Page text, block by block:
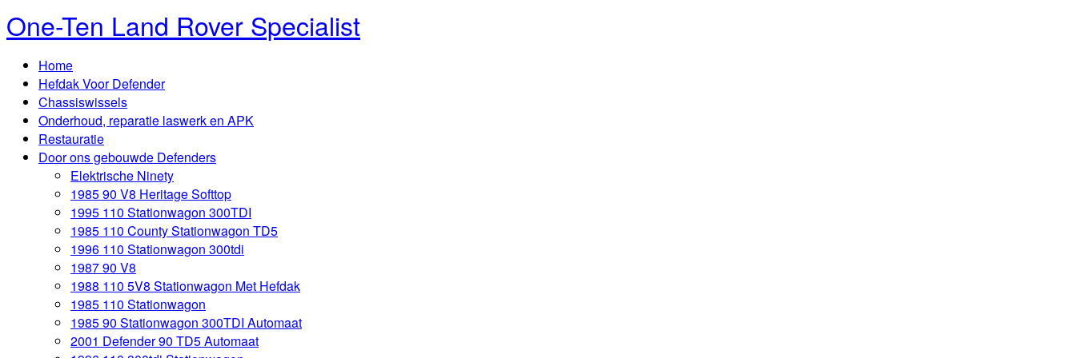
One-Ten Land Rover Specialist
Home
Hefdak Voor Defender
Chassiswissels
Onderhoud, reparatie laswerk en APK
Restauratie
Door ons gebouwde Defenders
Elektrische Ninety
1985 90 V8 Heritage Softtop
1995 110 Stationwagon 300TDI
1985 110 County Stationwagon TD5
1996 110 Stationwagon 300tdi
1987 90 V8
1988 110 5V8 Stationwagon Met Hefdak
1985 110 Stationwagon
1985 90 Stationwagon 300TDI Automaat
2001 Defender 90 TD5 Automaat